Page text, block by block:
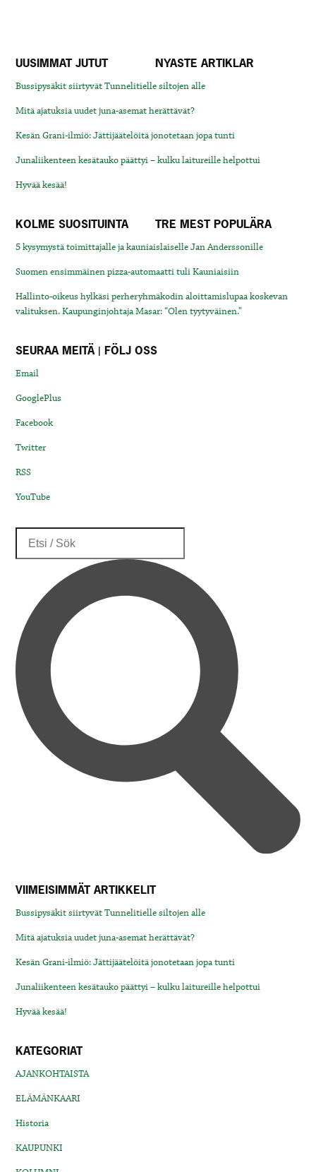
UUSIMMAT JUTUT NYASTE ARTIKLAR
Bussipysäkit siirtyvät Tunnelitielle siltojen alle
Mitä ajatuksia uudet juna-asemat herättävät?
Kesän Grani-ilmiö: Jättijäätelöitä jonotetaan jopa tunti
Junaliikenteen kesätauko päättyi – kulku laitureille helpottui
Hyvää kesää!
KOLME SUOSITUINTA TRE MEST POPULÄRA
5 kysymystä toimittajalle ja kauniaislaiselle Jan Anderssonille
Suomen ensimmäinen pizza-automaatti tuli Kauniaisiin
Hallinto-oikeus hylkäsi perheryhmäkodin aloittamislupaa koskevan
valituksen. Kaupunginjohtaja Masar: “Olen tyytyväinen.”
SEURAA MEITÄ | FÖLJ OSS
Email
GooglePlus
Facebook
Twitter
RSS
YouTube
VIIMEISIMMÄT ARTIKKELIT
Bussipysäkit siirtyvät Tunnelitielle siltojen alle
Mitä ajatuksia uudet juna-asemat herättävät?
Kesän Grani-ilmiö: Jättijäätelöitä jonotetaan jopa tunti
Junaliikenteen kesätauko päättyi – kulku laitureille helpottui
Hyvää kesää!
KATEGORIAT
AJANKOHTAISTA
ELÄMÄNKAARI
Historia
KAUPUNKI